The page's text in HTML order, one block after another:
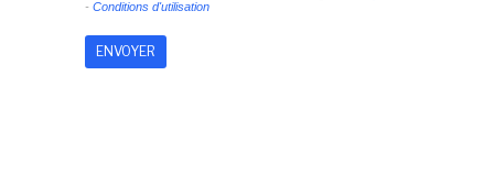
- Conditions d'utilisation